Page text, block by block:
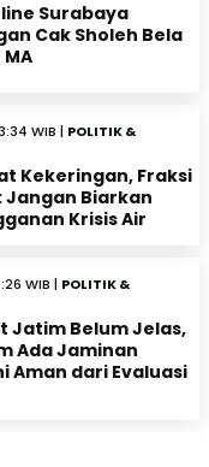
Surabaya
Cak Sholeh Bela
WIB | POLITIK &
Kekeringan, Fraksi
Jangan Biarkan
Krisis Air
WIB | POLITIK &
Jatim Belum Jelas,
Ada Jaminan
Aman dari Evaluasi